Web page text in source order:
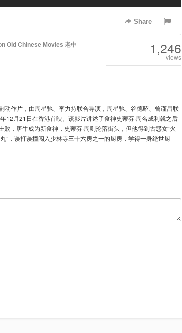
Share
Old Chinese Movies 老中
1,246
views
动作片，由周星驰、李力持联合导演，周星驰、谷德昭、曾谨昌联
12月21日在香港首映。该影片讲述了食神史蒂芬·周名成利就之后
，唐牛成为新食神，史蒂芬·周则沦落街头，但他得到古惑女“火
”，误打误撞闯入少林寺三十六房之一的厨房，学得一身绝世厨